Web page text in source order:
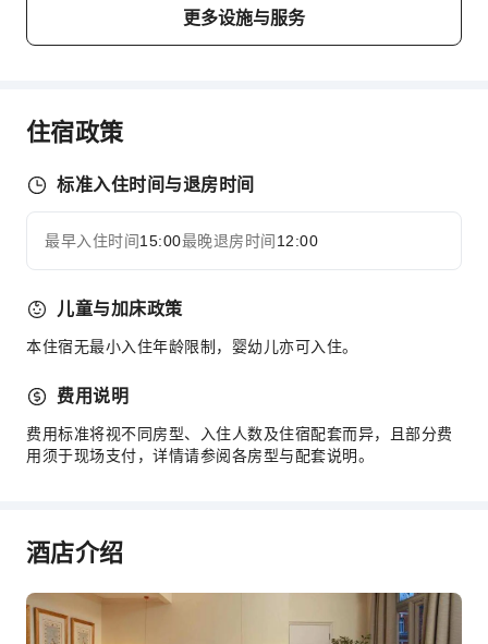
送餐服务
售货亭/便利店
举办特别活动的室内场地
儿童托管
儿童餐
儿童牙刷
租车服务
叫车服务
清洁服务
展开全部
更多设施与服务
住宿政策
标准入住时间与退房时间
最早入住时间15:00最晚退房时间 12:00
儿童与加床政策
本住宿无最小入住年龄限制，婴幼儿亦可入住。
费用说明
费用标准将视不同房型、入住人数及住宿配套而异，且部分费
用须于现场支付，详情请参阅各房型与配套说明。
酒店介绍